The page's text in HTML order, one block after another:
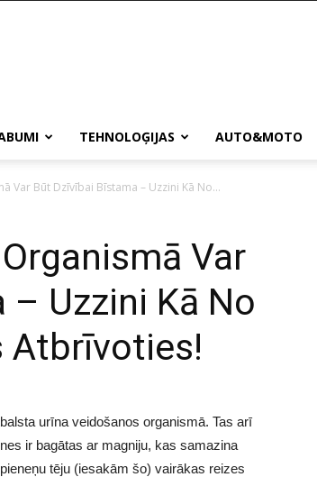
TEHNOLOĢIJAS AUTO&MOTO
Var Būt Dzīvībai Bīstama – Uzzini Kā No...
Var
Uzzini Kā No
Atbrīvoties!
urīna veidošanos organismā. Tas arī
ir bagātas ar magniju, kas samazina
tēju (iesakām šo) vairākas reizes